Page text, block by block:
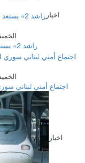
اخبار
الخميس 06 أغسطس
«راشد 2» يستعد لاستكشاف الجانب البعيد من القمر
الخميس 06 أغسطس
اجتماع أمني لبناني
اخبار